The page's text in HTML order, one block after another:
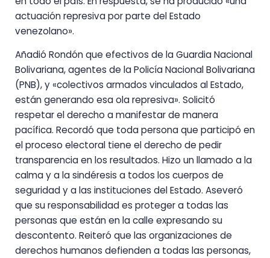
actuación represiva por parte del Estado
venezolano».
Añadió Rondón que efectivos de la Guardia Nacional
Bolivariana, agentes de la Policía Nacional Bolivariana
(PNB), y «colectivos armados vinculados al Estado,
están generando esa ola represiva». Solicitó
respetar el derecho a manifestar de manera
pacífica. Recordó que toda persona que participó en
el proceso electoral tiene el derecho de pedir
transparencia en los resultados. Hizo un llamado a la
calma y a la sindéresis a todos los cuerpos de
seguridad y a las instituciones del Estado. Aseveró
que su responsabilidad es proteger a todas las
personas que están en la calle expresando su
descontento. Reiteró que las organizaciones de
derechos humanos defienden a todas las personas,